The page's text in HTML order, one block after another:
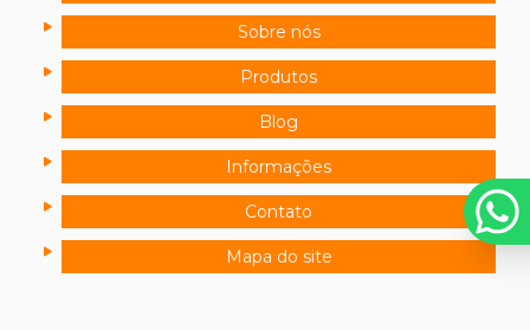
Sobre nós
Produtos
Blog
Informações
Contato
Mapa do site